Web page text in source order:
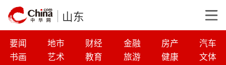
山东
要闻 地市 财经 金融 房产
汽车
书画
艺术 教育 旅游 健康 文体